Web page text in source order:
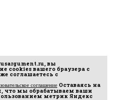
, вы
cookies вашего браузера с
соглашаетесь с
соглашение Оставаясь на
что мы обрабатываем ваши
метрик Яндекс